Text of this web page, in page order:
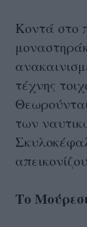
Κοντά στο
τέχνης
των
Το